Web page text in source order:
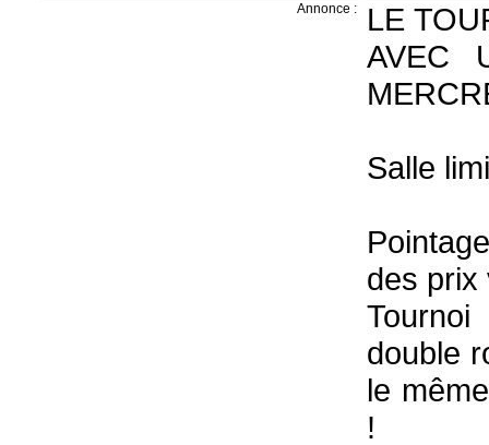
Annonce :
LE
AVEC
Salle
des prix
double
le
!